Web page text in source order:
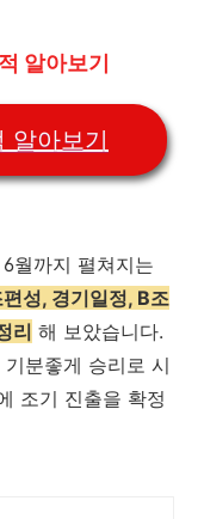
알아보기
아보기
월까지 펼쳐지는
성, 경기일정, B조
리 해 보았습니다.
분좋게 승리로 시
조기 진출을 확정